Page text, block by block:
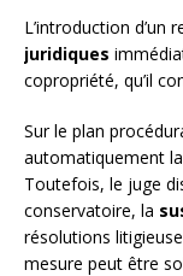
L’introduction d’un
juridiques
copropriété, qu’il
Sur le plan
automatiquement
Toutefois, le juge
conservatoire, la
résolutions
mesure peut être